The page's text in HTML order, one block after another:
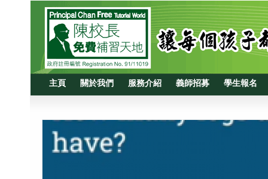
主頁 關於我們 服務介紹 義師招募 學生報名